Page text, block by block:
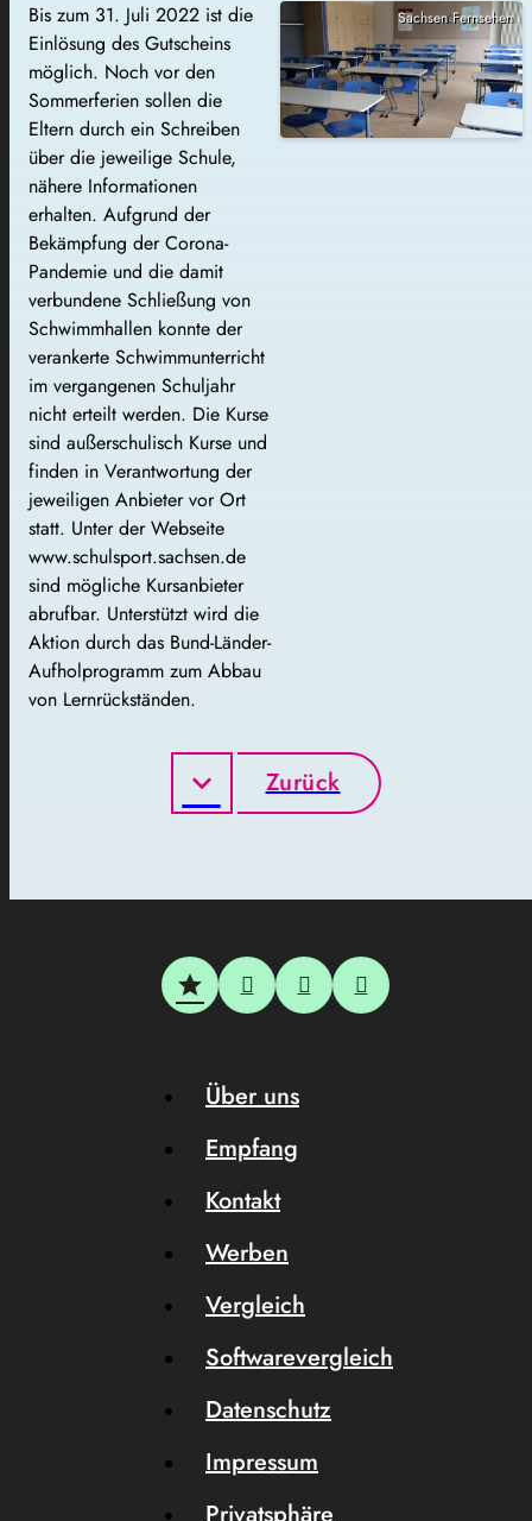
Bis zum 31. Juli 2022 ist die
Einlösung des Gutscheins
möglich. Noch vor den
Sommerferien sollen die
Eltern durch ein Schreiben
über die jeweilige Schule,
nähere Informationen
erhalten. Aufgrund der
Bekämpfung der Corona-
Pandemie und die damit
verbundene Schließung von
Schwimmhallen konnte der
verankerte Schwimmunterricht
im vergangenen Schuljahr
nicht erteilt werden. Die Kurse
sind außerschulisch Kurse und
finden in Verantwortung der
jeweiligen Anbieter vor Ort
statt. Unter der Webseite
www.schulsport.sachsen.de
sind mögliche Kursanbieter
abrufbar. Unterstützt wird die
Aktion durch das Bund-Länder-
Aufholprogramm zum Abbau
von Lernrückständen.
Sachsen Fernsehen
Zurück
Über uns
Empfang
Kontakt
Werben
Vergleich
Softwarevergleich
Datenschutz
Impressum